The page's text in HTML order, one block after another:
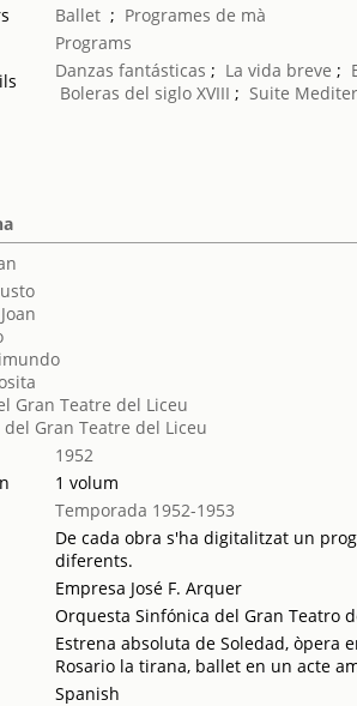
Ballet ; Programes de mà
Programs
Danzas fantásticas ; La vida breve ;
Boleras del siglo XVIII ;Suite
Gran Teatre del Liceu
Gran Teatre del Liceu
1952
1 volum
Temporada 1952-1953
De cada obra s'ha digitalitzat un
diferents.
Empresa José F. Arquer
Orquesta Sinfónica del Gran Teatro
Estrena absoluta de Soledad, òpera
Rosario la tirana, ballet en un acte
Spanish